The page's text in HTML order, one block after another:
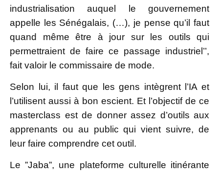
industrialisation auquel le gouvernement
appelle les Sénégalais, (…), je pense qu’il faut
quand même être à jour sur les outils qui
permettraient de faire ce passage industriel’’,
fait valoir le commissaire de mode.
Selon lui, il faut que les gens intègrent l’IA et
l’utilisent aussi à bon escient. Et l’objectif de ce
masterclass est de donner assez d’outils aux
apprenants ou au public qui vient suivre, de
leur faire comprendre cet outil.
Le ”Jaba”, une plateforme culturelle itinérante